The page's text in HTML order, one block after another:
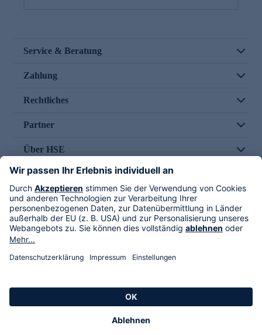
Service & Beratung
Zahlung
Rechtliches
Partner
Über HSE
Im TV
HSE International